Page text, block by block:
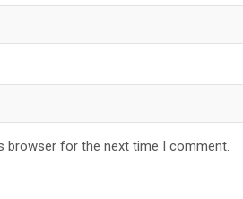
browser for the next time I comment.